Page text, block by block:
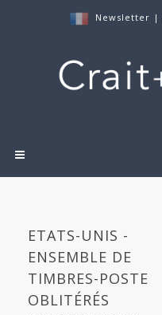
Newsletter |
ETATS-UNIS -
ENSEMBLE DE
TIMBRES-POSTE
OBLITÉRÉS